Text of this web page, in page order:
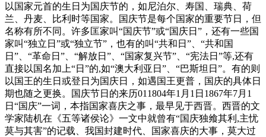
以国家元首的生日为国庆节的，如尼泊尔、寿国、瑞典、荷
兰、丹麦、比利时等国家。国庆节是每个国家的重要节日，但
名称有所不同。许多匡家叫“国庆节”或“国庆日”，还有一些国
家叫“独立日”或“独立节”，也有的叫“共和日”、“共和国
日”、“革命日”、“解放日”、“国家复兴节”、“宪法日”等,还有
直接以国名加上“日”的,如“澳大利亚日”、“巴斯坦日”。有的则
以国王的生日或登日为国庆日，如遇国王更普，国庆的具体日
期也随之更换。国庆节日的来历011804年1月1日1867年7月1
日“国庆”一词，本指国家喜庆之事，最早见于西晋。西晋的文
学家陆机在《五等诸侯论》一文中就曾有“国庆独飨其利,主忧
莫与其害”的记载、我国封建时代、国家喜庆的大事，莫大过